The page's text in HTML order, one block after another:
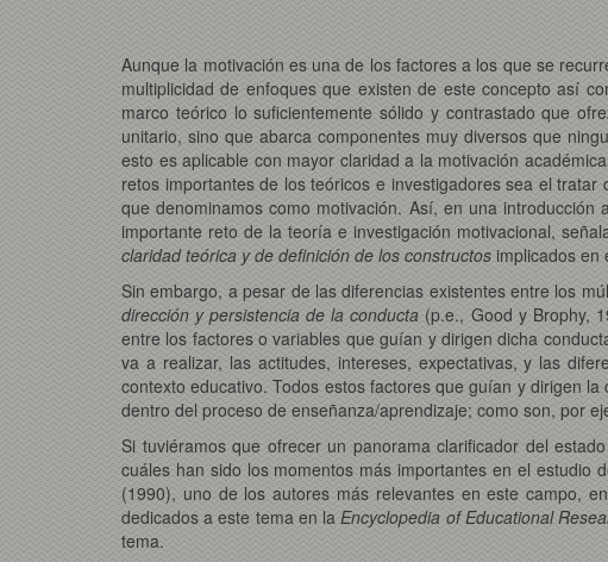
Aunque la motivación es una de los factores a los que se
multiplicidad de enfoques que existen de este concepto así
marco teórico lo suficientemente sólido y contrastado que
unitario, sino que abarca componentes muy diversos que
esto es aplicable con mayor claridad a la motivación
retos importantes de los teóricos e investigadores sea el
que denominamos como motivación. Así, en una introducción
importante reto de la teoría e investigación motivacional,
claridad teórica y de definición de los constructos implicados en
Sin embargo, a pesar de las diferencias existentes entre los
dirección y persistencia de la conducta (p.e., Good y Brophy,
entre los factores o variables que guían y dirigen dicha
va a realizar, las actitudes, intereses, expectativas, y las
contexto educativo. Todos estos factores que guían y dirigen
dentro del proceso de enseñanza/aprendizaje; como son, por
Si tuviéramos que ofrecer un panorama clarificador del
cuáles han sido los momentos más importantes en el
(1990), uno de los autores más relevantes en este campo,
dedicados a este tema en la Encyclopedia of Educational
tema.